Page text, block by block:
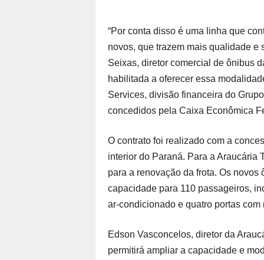
“Por conta disso é uma linha que
novos, que trazem mais qualidade e
Seixas, diretor comercial de ônibus
habilitada a oferecer essa
Services, divisão financeira do
concedidos pela Caixa Econômica
O contrato foi realizado com a
interior do Paraná. Para a Araucária
para a renovação da frota. Os
capacidade para 110 passageiros,
ar-condicionado e quatro portas
Edson Vasconcelos, diretor da
permitirá ampliar a capacidade e